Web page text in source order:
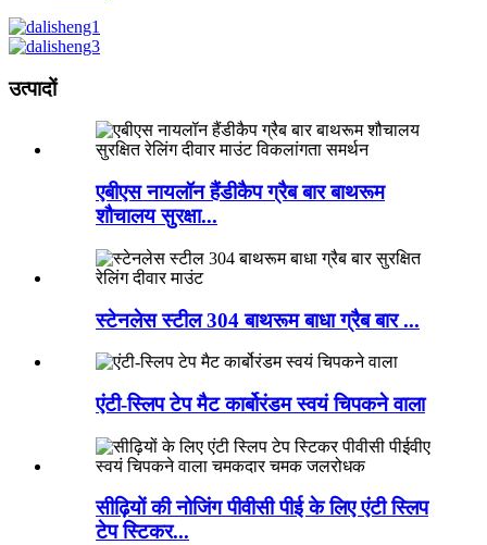
उत्पादों
एबीएस नायलॉन हैंडीकैप ग्रैब बार बाथरूम
शौचालय सुरक्षा...
स्टेनलेस स्टील 304 बाथरूम बाधा ग्रैब बार ...
एंटी-स्लिप टेप मैट कार्बोरंडम स्वयं चिपकने वाला
सीढ़ियों की नोजिंग पीवीसी पीई के लिए एंटी स्लिप
टेप स्टिकर...